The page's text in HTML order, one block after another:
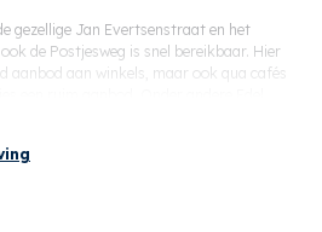
gezellige Jan Evertsenstraat en het
de Postjesweg is snel bereikbaar. Hier
aanbod aan winkels, maar ook qua cafés